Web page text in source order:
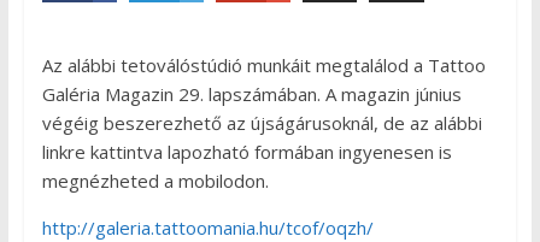
Az alábbi tetoválóstúdió munkáit megtalálod a Tattoo
Galéria Magazin 29. lapszámában. A magazin június
végéig beszerezhető az újságárusoknál, de az alábbi
linkre kattintva lapozható formában ingyenesen is
megnézheted a mobilodon.
http://galeria.tattoomania.hu/tcof/oqzh/